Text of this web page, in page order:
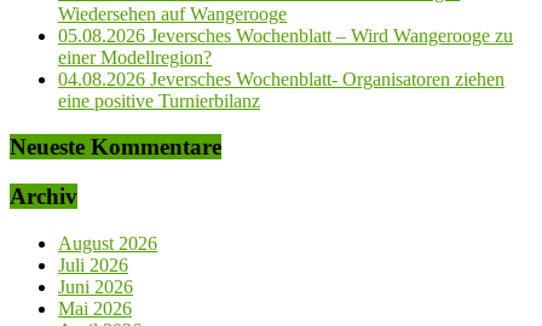
Wiedersehen auf Wangerooge
05.08.2026 Jeversches Wochenblatt – Wird Wangerooge zu
einer Modellregion?
04.08.2026 Jeversches Wochenblatt- Organisatoren ziehen
eine positive Turnierbilanz
Neueste Kommentare
Archiv
August 2026
Juli 2026
Juni 2026
Mai 2026